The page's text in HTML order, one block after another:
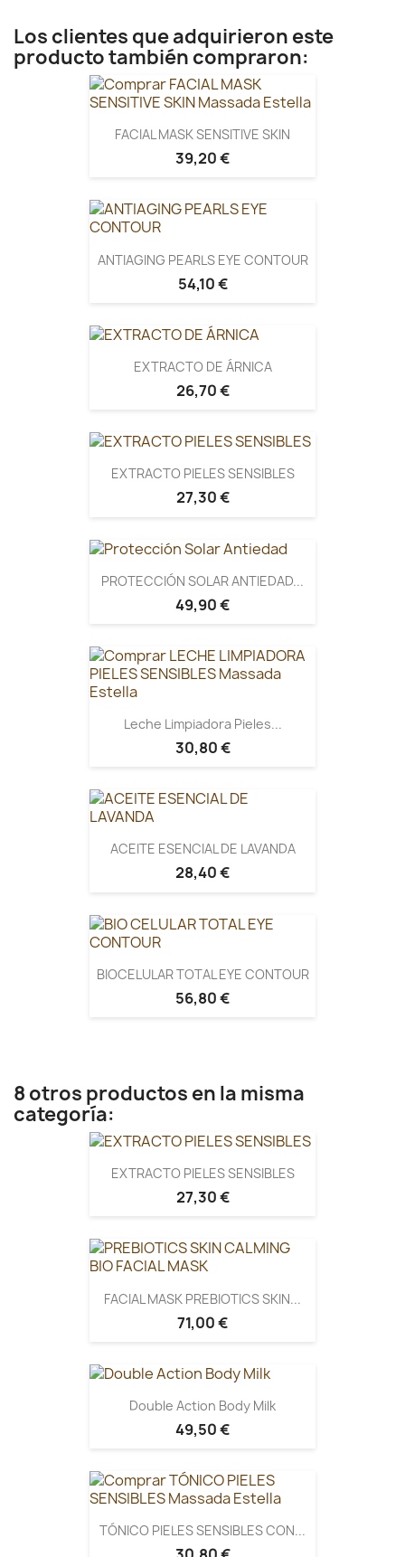
Los clientes que adquirieron este
producto también compraron:
FACIAL MASK SENSITIVE SKIN
39,20 €
ANTIAGING PEARLS EYE CONTOUR
54,10 €
EXTRACTO DE ÁRNICA
26,70 €
EXTRACTO PIELES SENSIBLES
27,30 €
PROTECCIÓN SOLAR ANTIEDAD...
49,90 €
Leche Limpiadora Pieles...
30,80 €
ACEITE ESENCIAL DE LAVANDA
28,40 €
BIOCELULAR TOTAL EYE CONTOUR
56,80 €
8 otros productos en la misma
categoría:
EXTRACTO PIELES SENSIBLES
27,30 €
FACIAL MASK PREBIOTICS SKIN...
71,00 €
Double Action Body Milk
49,50 €
TÓNICO PIELES SENSIBLES CON...